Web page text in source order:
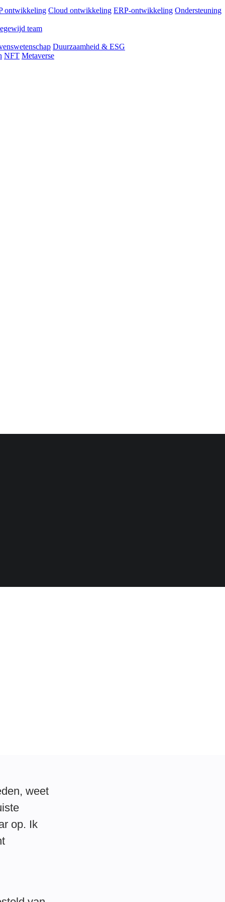
ontwikkeling Cloud ontwikkeling ERP-ontwikkeling Ondersteuning
team
Duurzaamheid & ESG
NFT Metaverse
weet
op. Ik